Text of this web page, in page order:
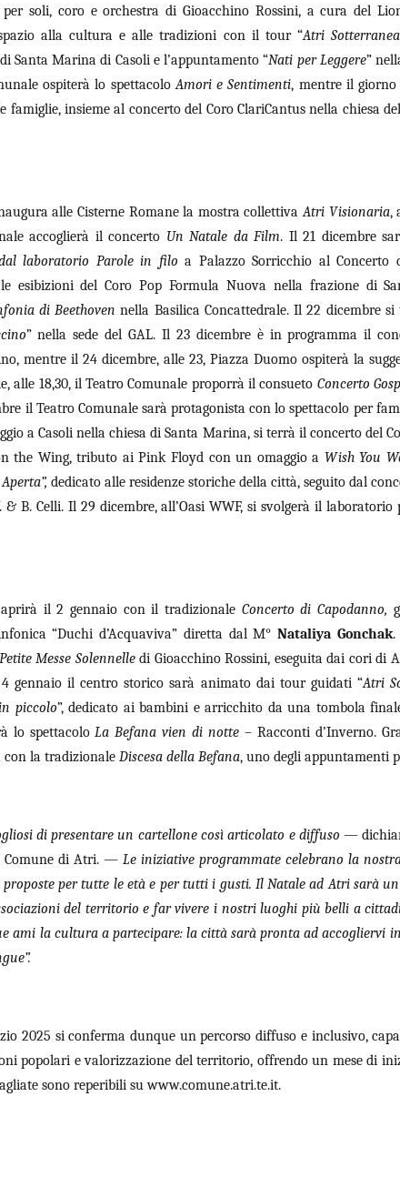
soli, coro e orchestra di Gioacchino Rossini, a cura del
alla cultura e alle tradizioni con il tour “Atri Sotterranea
Santa Marina di Casoli e l’appuntamento “Nati per Leggere”
ospiterà lo spettacoloAmori e Sentimenti, mentre il giorno
insieme al concerto del Coro ClariCantus nella chiesa
alle Cisterne Romane la mostra collettivaAtri Visionaria,
accoglierà il concerto Un Natale da Film. Il 21 dicembre
laboratorio Parole in filo a Palazzo Sorricchio al Concerto
esibizioni del Coro Pop Formula Nuova nella frazione di
di Beethoven nella Basilica Concattedrale. Il 22 dicembre
” nella sede del GAL. Il 23 dicembre è in programma il
mentre il 24 dicembre, alle 23, Piazza Duomo ospiterà la
alle 18,30, il Teatro Comunale proporrà il consueto Concerto
il Teatro Comunale sarà protagonista con lo spettacolo per
a Casoli nella chiesa di Santa Marina, si terrà il concerto del
the Wing, tributo ai Pink Floyd con un omaggio a Wish You
dedicato alle residenze storiche della città, seguito dal
& B. Celli. Il 29 dicembre, all’Oasi WWF, si svolgerà il
il 2 gennaio con il tradizionale Concerto di Capodanno,
“Duchi d’Acquaviva” diretta dal M°Nataliya Gonchak.
Petite Messe Solennelledi Gioacchino Rossini, eseguita dai cori di
gennaio il centro storico sarà animato dai tour guidati “Atri
piccolo”, dedicato ai bambini e arricchito da una tombola
lo spettacoloLa Befana vien di notte – Racconti d’Inverno.
con la tradizionale Discesa della Befana, uno degli appuntamenti
di presentare un cartellone così articolato e diffuso —
Comune di Atri. — Le iniziative programmate celebrano la
per tutte le età e per tutti i gusti. Il Natale ad Atri sarà
del territorio e far vivere i nostri luoghi più belli a
ami la cultura a partecipare: la città sarà pronta ad accogliervi
2025 si conferma dunque un percorso diffuso e inclusivo,
popolari e valorizzazione del territorio, offrendo un mese di
sono reperibili su www.comune.atri.te.it.